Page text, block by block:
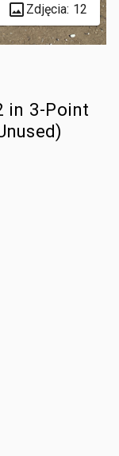
Zdjęcia: 12
in 3-Point